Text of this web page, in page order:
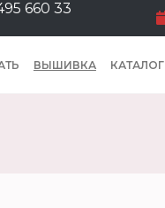
660 33
ВЫШИВКА КАТАЛОГ